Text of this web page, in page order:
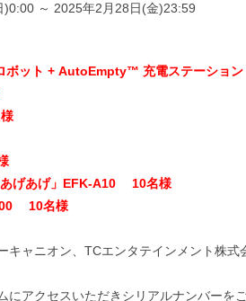
～ 2025年2月28日(金)23:59
ット + AutoEmpty™ 充電ステーショ
あげあげ」EFK-A10 10名様
10名様
ャニオン、TCエンタテインメント株式
アクセスいただきシリアルナンバーを